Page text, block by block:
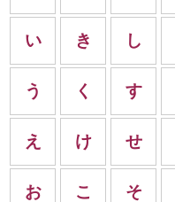
い
う
え
お
き
く
け
こ
し
す
せ
そ